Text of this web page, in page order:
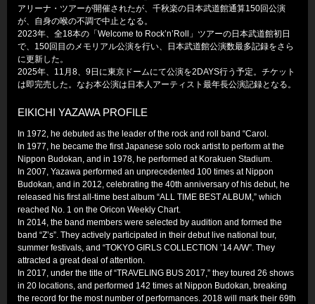
アリーナ・ツアーが開催されたが、千秋楽の日本武道館通算150回公演
が、自身の喉の不調で中止となる。
2023年、全18本の「Welcome to Rock’n’Roll」ツアーの日本武道館初日
で、150回目のメモリアル公演を行い、日本武道館公演数最多記録をさら
に更新した。
2025年、11月8、9日に東京ドームにて公演を2DAYS行う予定。チケット
は即完売した。なお本公演は日本人アーティスト最年長公演記録となる。
EIKICHI YAZAWA PROFILE
In 1972, he debuted as the leader of the rock and roll band “Carol.
In 1977, he became the first Japanese solo rock artist to perform at the
Nippon Budokan, and in 1978, he performed at Korakuen Stadium.
In 2007, Yazawa performed an unprecedented 100 times at Nippon
Budokan, and in 2012, celebrating the 40th anniversary of his debut, he
released his first all-time best album “ALL TIME BEST ALBUM,” which
reached No. 1 on the Oricon Weekly Chart.
In 2014, the band members were selected by audition and formed the
band “Z’s”. They actively participated in their debut live national tour,
summer festivals, and “TOKYO GIRLS COLLECTION ’14 A/W”. They
attracted a great deal of attention.
In 2017, under the title of “TRAVELING BUS 2017,” they toured 26 shows
in 20 locations, and performed 142 times at Nippon Budokan, breaking
the record for the most number of performances. 2018 will mark their 69th